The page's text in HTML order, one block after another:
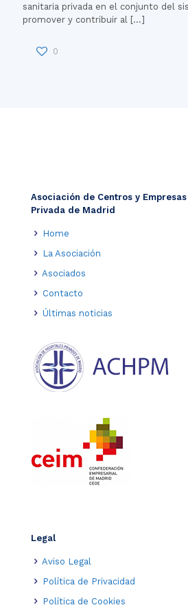
sanitaria privada en el conjunto del
promover y contribuir al
[…]
0
Asociación de Centros y
Privada de Madrid
Home
La Asociación
Asociados
Contacto
Últimas noticias
Legal
Aviso Legal
Política de Privacidad
Política de Cookies